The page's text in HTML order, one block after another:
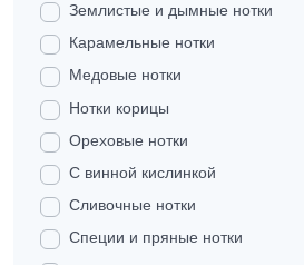
Землистые и дымные нотки
Карамельные нотки
Медовые нотки
Нотки корицы
Ореховые нотки
С винной кислинкой
Сливочные нотки
Специи и пряные нотки